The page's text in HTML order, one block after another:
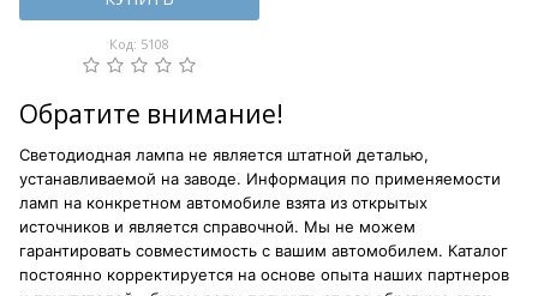
Код: 5108
Обратите внимание!
Светодиодная лампа не является штатной деталью,
устанавливаемой на заводе. Информация по применяемости
ламп на конкретном автомобиле взята из открытых
источников и является справочной. Мы не можем
гарантировать совместимость с вашим автомобилем. Каталог
постоянно корректируется на основе опыта наших партнеров